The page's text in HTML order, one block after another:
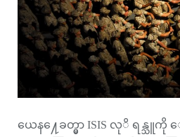
ယေန႔ေခတ္မွာ ISIS လုိ ရန္သူကို